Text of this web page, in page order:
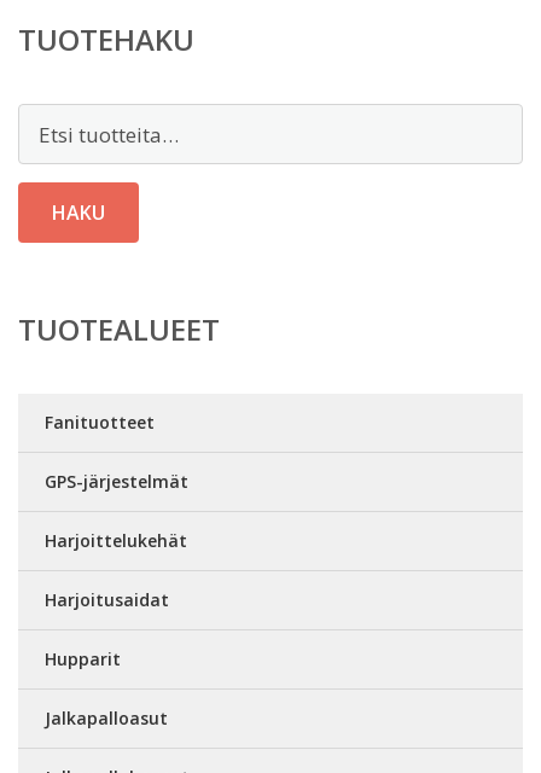
TUOTEHAKU
HAKU
TUOTEALUEET
Fanituotteet
GPS-järjestelmät
Harjoittelukehät
Harjoitusaidat
Hupparit
Jalkapalloasut